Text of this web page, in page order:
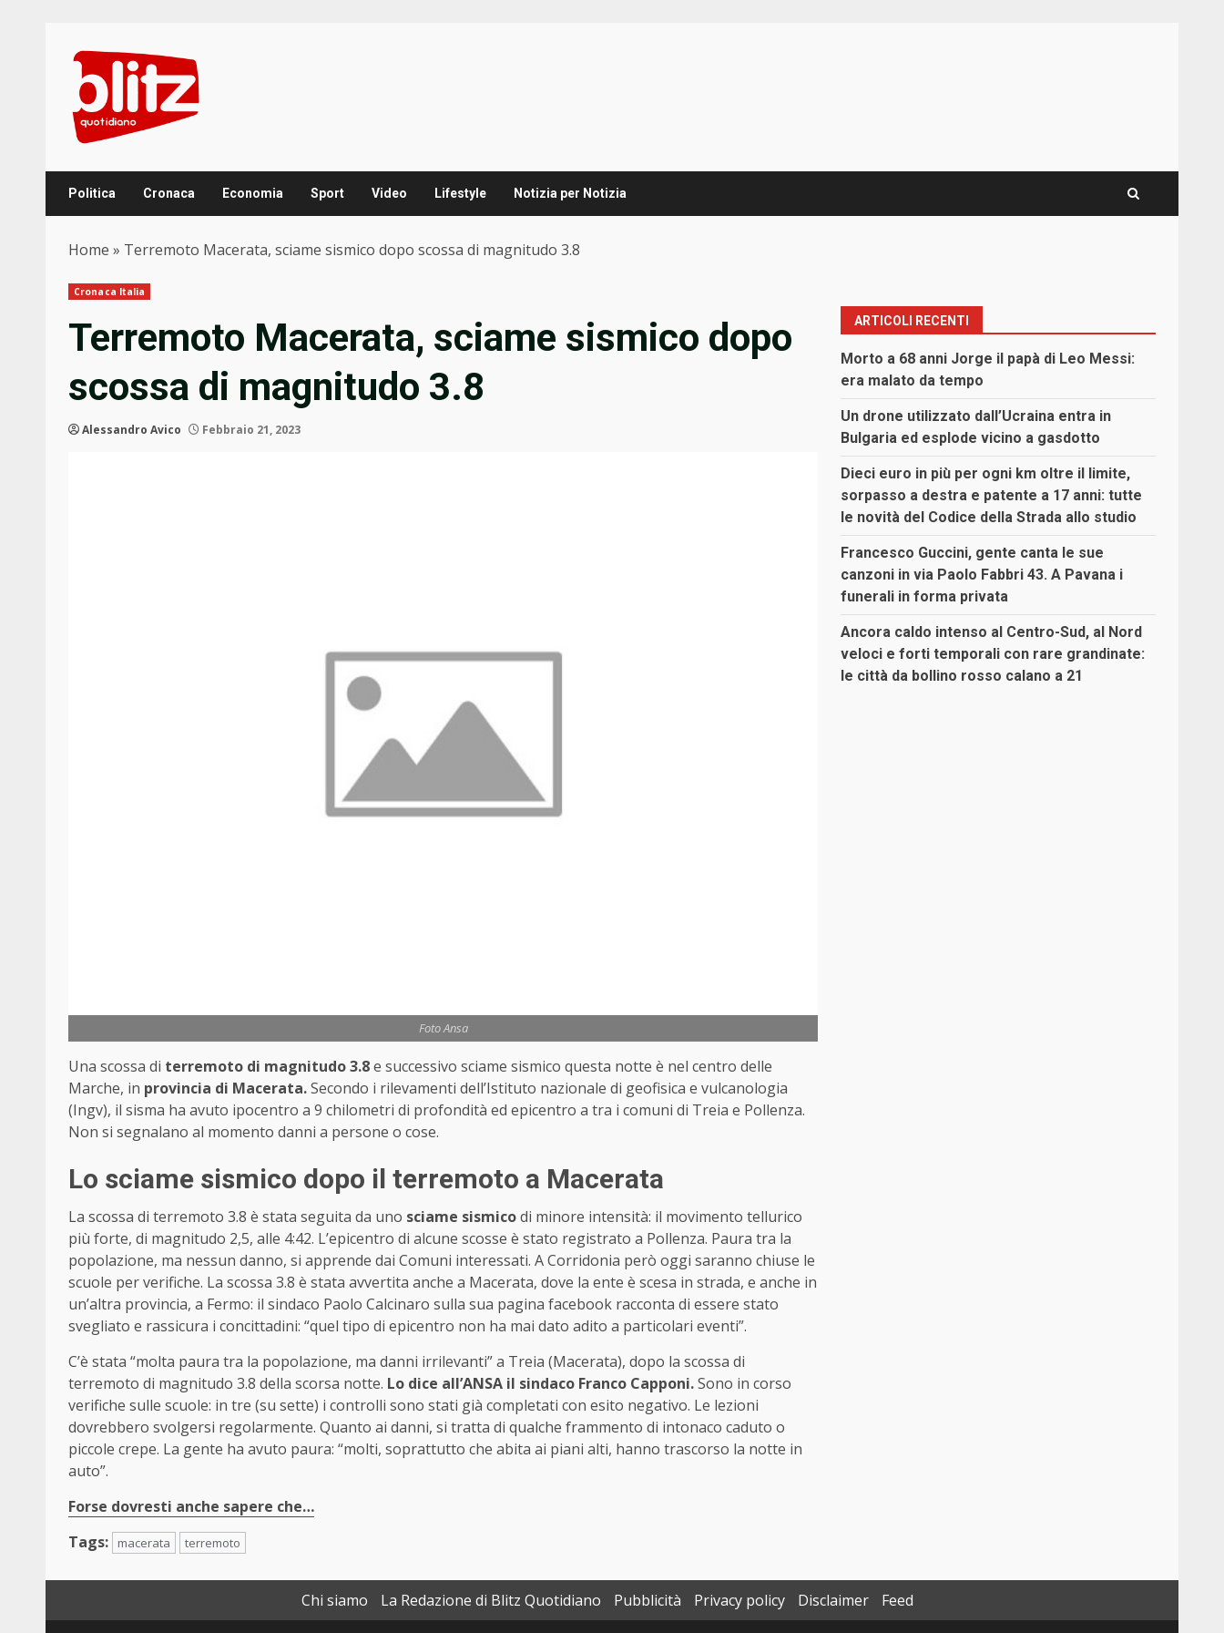
content
Politica Cronaca Economia Sport Video Lifestyle Notizia per Notizia
Home » Terremoto Macerata, sciame sismico dopo scossa di magnitudo 3.8
Cronaca Italia
Terremoto Macerata, sciame sismico dopo
scossa di magnitudo 3.8
Alessandro Avico Febbraio 21, 2023
Foto Ansa
Una scossa di terremoto di magnitudo 3.8e successivo sciame sismico questa notte è nel centro delle
Marche, in provincia di Macerata.Secondo i rilevamenti dell’Istituto nazionale di geofisica e vulcanologia
(Ingv), il sisma ha avuto ipocentro a 9 chilometri di profondità ed epicentro a tra i comuni di Treia e Pollenza.
Non si segnalano al momento danni a persone o cose.
Lo sciame sismico dopo il terremoto a Macerata
La scossa di terremoto 3.8 è stata seguita da uno sciame sismicodi minore intensità: il movimento tellurico
più forte, di magnitudo 2,5, alle 4:42. L’epicentro di alcune scosse è stato registrato a Pollenza. Paura tra la
popolazione, ma nessun danno, si apprende dai Comuni interessati. A Corridonia però oggi saranno chiuse le
scuole per verifiche. La scossa 3.8 è stata avvertita anche a Macerata, dove la ente è scesa in strada, e anche in
un’altra provincia, a Fermo: il sindaco Paolo Calcinaro sulla sua pagina facebook racconta di essere stato
svegliato e rassicura i concittadini: “quel tipo di epicentro non ha mai dato adito a particolari eventi”.
C’è stata “molta paura tra la popolazione, ma danni irrilevanti” a Treia (Macerata), dopo la scossa di
terremoto di magnitudo 3.8 della scorsa notte. Lo dice all’ANSA il sindaco Franco Capponi.Sono in corso
verifiche sulle scuole: in tre (su sette) i controlli sono stati già completati con esito negativo. Le lezioni
dovrebbero svolgersi regolarmente. Quanto ai danni, si tratta di qualche frammento di intonaco caduto o
piccole crepe. La gente ha avuto paura: “molti, soprattutto che abita ai piani alti, hanno trascorso la notte in
auto”.
Forse dovresti anche sapere che…
Tags:
macerata terremoto
ARTICOLI RECENTI
Morto a 68 anni Jorge il papà di Leo Messi:
era malato da tempo
Un drone utilizzato dall’Ucraina entra in
Bulgaria ed esplode vicino a gasdotto
Dieci euro in più per ogni km oltre il limite,
sorpasso a destra e patente a 17 anni: tutte
le novità del Codice della Strada allo studio
Francesco Guccini, gente canta le sue
canzoni in via Paolo Fabbri 43. A Pavana i
funerali in forma privata
Ancora caldo intenso al Centro-Sud, al Nord
veloci e forti temporali con rare grandinate:
le città da bollino rosso calano a 21
Chi siamo La Redazione di Blitz Quotidiano Pubblicità Privacy policy Disclaimer
Feed